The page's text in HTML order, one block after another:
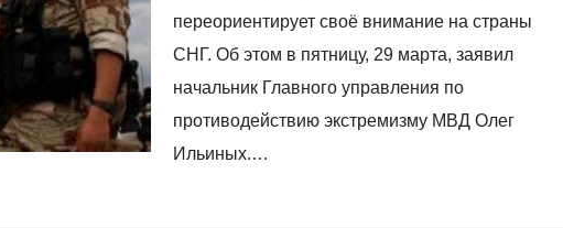
переориентирует своё внимание на страны
СНГ. Об этом в пятницу, 29 марта, заявил
начальник Главного управления по
противодействию экстремизму МВД Олег
Ильиных.…